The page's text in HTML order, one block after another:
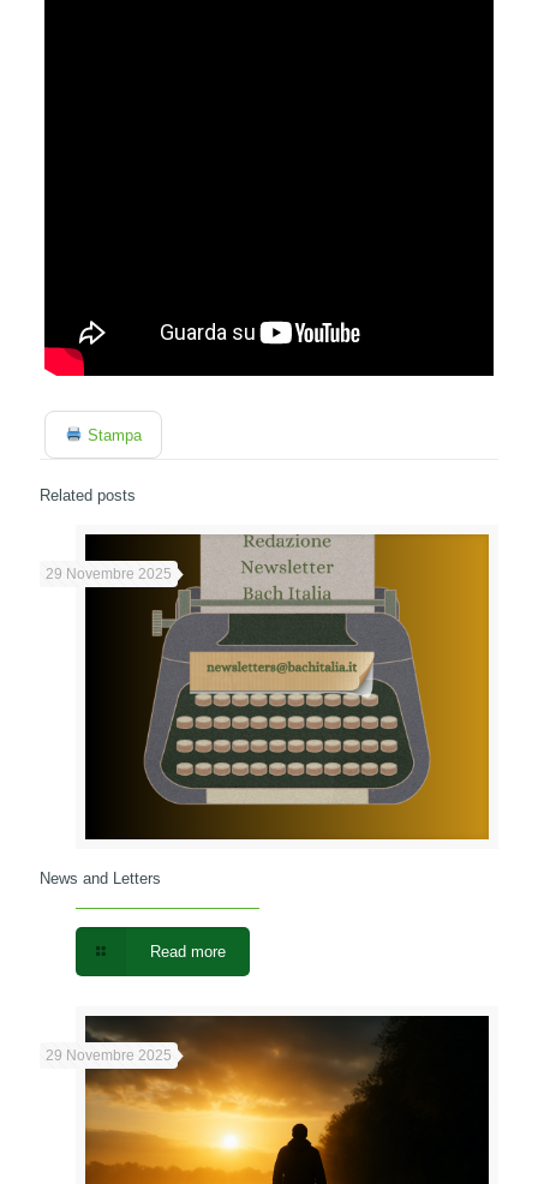
Stampa
Related posts
29 Novembre 2025
News and Letters
Read more
29 Novembre 2025